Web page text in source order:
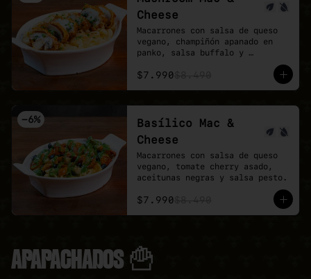
Cheese
Macarrones con salsa de queso
vegano, champiñón apanado en
panko, salsa buffalo y
$7.990
-6%
Basílico Mac &
Cheese
Macarrones con salsa de queso
vegano, tomate cherry asado,
aceitunas negras y salsa pesto.
$7.990
APAPACHADOS 🍟